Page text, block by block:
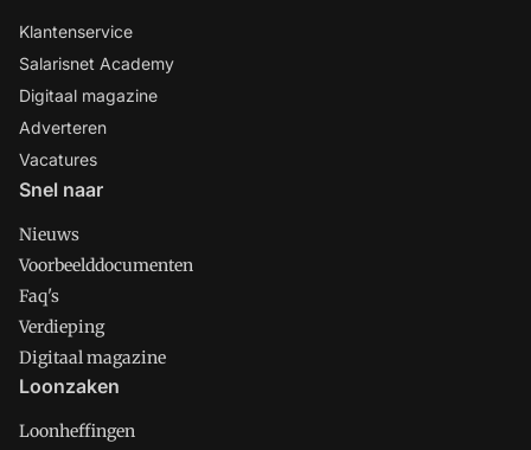
Klantenservice
Salarisnet Academy
Digitaal magazine
Adverteren
Vacatures
Snel naar
Nieuws
Voorbeelddocumenten
Faq's
Verdieping
Digitaal magazine
Loonzaken
Loonheffingen